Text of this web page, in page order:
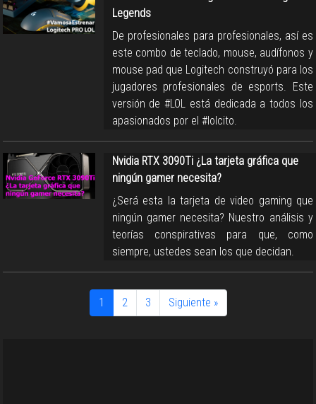
Legends
De profesionales para profesionales, así es
este combo de teclado, mouse, audífonos y
mouse pad que Logitech construyó para los
jugadores profesionales de esports. Este
versión de #LOL está dedicada a todos los
apasionados por el #lolcito.
Nvidia RTX 3090Ti ¿La tarjeta gráfica que
ningún gamer necesita?
¿Será esta la tarjeta de video gaming que
ningún gamer necesita? Nuestro análisis y
teorías conspirativas para que, como
siempre, ustedes sean los que decidan.
1 2 3 Siguiente »